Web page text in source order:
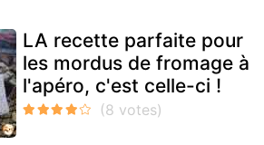
LA recette parfaite pour
les mordus de fromage à
l'apéro, c'est celle-ci !